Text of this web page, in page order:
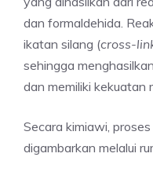
dan formaldehida.
ikatan silang (cross-
sehingga
dan memiliki kekuatan
Secara kimiawi,
digambarkan melalui